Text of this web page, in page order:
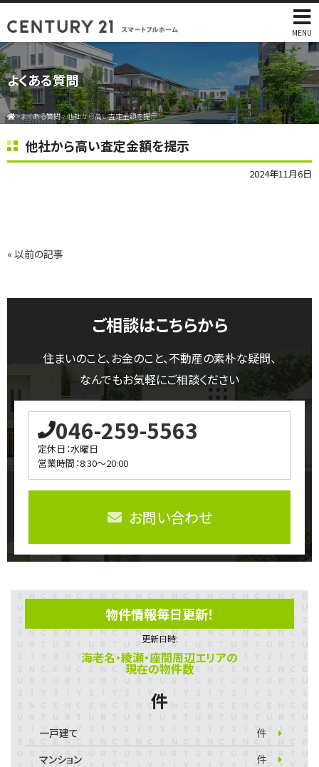
MENU
よくある質問
>よくある質問>他社から高い査定金額を提示
他社から高い査定金額を提示
2024年11月6日
« 以前の記事
ご相談はこちらから
住まいのこと、お金のこと、不動産の素朴な疑問、
なんでもお気軽にご相談ください
046-259-5563
定休日：水曜日
営業時間：8:30～20:00
お問い合わせ
物件情報毎日更新！
更新日時:
海老名・綾瀬・座間周辺エリアの
現在の物件数
件
一戸建て
件
マンション
件